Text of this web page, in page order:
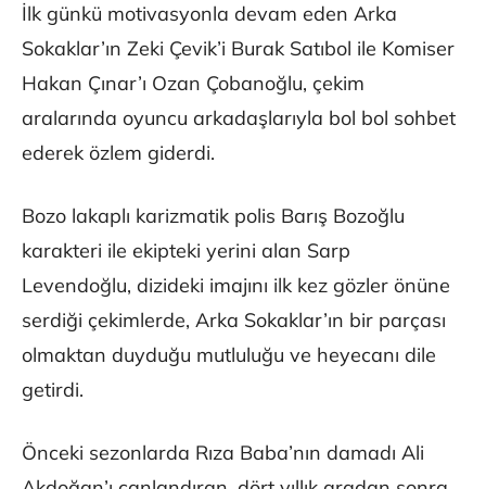
İlk günkü motivasyonla devam eden Arka
Sokaklar’ın Zeki Çevik’i Burak Satıbol ile Komiser
Hakan Çınar’ı Ozan Çobanoğlu, çekim
aralarında oyuncu arkadaşlarıyla bol bol sohbet
ederek özlem giderdi.
Bozo lakaplı karizmatik polis Barış Bozoğlu
karakteri ile ekipteki yerini alan Sarp
Levendoğlu, dizideki imajını ilk kez gözler önüne
serdiği çekimlerde, Arka Sokaklar’ın bir parçası
olmaktan duyduğu mutluluğu ve heyecanı dile
getirdi.
Önceki sezonlarda Rıza Baba’nın damadı Ali